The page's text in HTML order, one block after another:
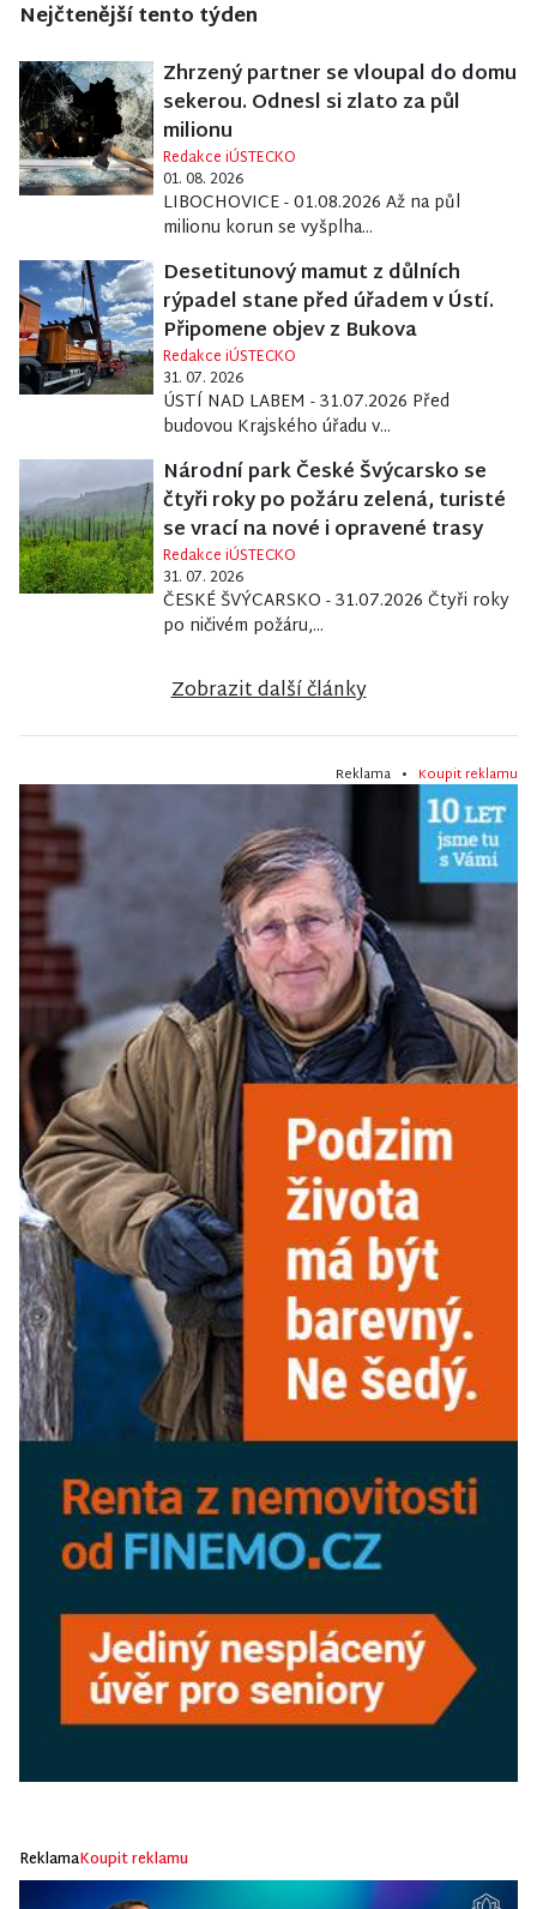
Nejčtenější tento týden
Zhrzený partner se vloupal do domu
sekerou. Odnesl si zlato za půl
milionu
Redakce iÚSTECKO
01. 08. 2026
LIBOCHOVICE - 01.08.2026 Až na půl
milionu korun se vyšplha...
Desetitunový mamut z důlních
rýpadel stane před úřadem v Ústí.
Připomene objev z Bukova
Redakce iÚSTECKO
31. 07. 2026
ÚSTÍ NAD LABEM - 31.07.2026 Před
budovou Krajského úřadu v...
Národní park České Švýcarsko se
čtyři roky po požáru zelená, turisté
se vrací na nové i opravené trasy
Redakce iÚSTECKO
31. 07. 2026
ČESKÉ ŠVÝCARSKO - 31.07.2026 Čtyři roky
po ničivém požáru,...
Zobrazit další články
Reklama • Koupit reklamu
ReklamaKoupit reklamu